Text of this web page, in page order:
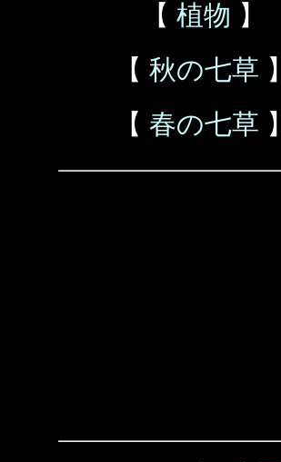
【 植物 】
【 秋の七草 】
【 春の七草 】